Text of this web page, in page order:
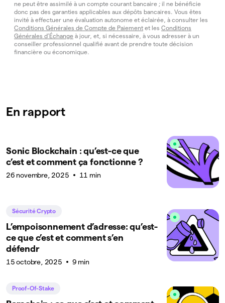
ne peut être assimilé à un compte courant bancaire ; il ne bénéficie
donc pas des garanties applicables aux dépôts bancaires. Vous êtes
invité à effectuer une évaluation autonome et éclairée, à consulter les
Conditions Générales de Compte de Paiement et les Conditions
Générales d’Échange à jour, et, si nécessaire, à vous adresser à un
conseiller professionnel qualifié avant de prendre toute décision
financière ou économique.
En rapport
Sonic Blockchain : qu’est-ce que
c’est et comment ça fonctionne ?
26 novembre, 2025 11 min
Sécurité Crypto
L’empoisonnement d’adresse: qu’est-
ce que c’est et comment s’en
défendr
15 octobre, 2025 9 min
Proof-Of-Stake